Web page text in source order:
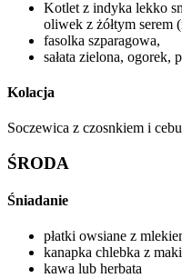
Kotlet z indyka lekko
oliwek z żółtym serem
fasolka szparagowa,
sałata zielona, ogorek,
Kolacja
Soczewica z czosnkiem i
ŚRODA
Śniadanie
płatki owsiane z
kanapka chlebka z
kawa lub herbata